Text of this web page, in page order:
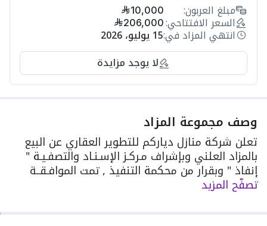
مبلغ العربون: 10,000
السعر الافتتاحي: 206,000
انتهي المزاد في:15 يوليو، 2026
لا يوجد مزايدة
وصف مجموعة المزاد
ﺗﻌﻠﻦ ﺷﺮﻛﺔ ﻣﻨﺎزل دﻳﺎرﻛﻢ ﻟﻠﺘﻄﻮﻳﺮ اﻟﻌﻘﺎري ﻋﻦ اﻟﺒﻴﻊ
ﺑﺎﻟﻤﺰاد اﻟﻌﻠﻨﻲ وﺑﺈﺷﺮاف ﻣـﺮﻛـﺰ اﻹﺳـﻨـﺎد واﻟﺘﺼﻔـﻴـﺔ "
إﻧﻔﺎذ " وﺑﻘﺮار ﻣﻦ ﻣﺤﻜﻤﺔ اﻟﺘﻨﻔﻴﺬ , تمت الموافـقــة
على إقــامة المــزاد العقـاري من قبـل الهيئــة العــامة
للعقــار برقـم 7691
تصفّح المزيد